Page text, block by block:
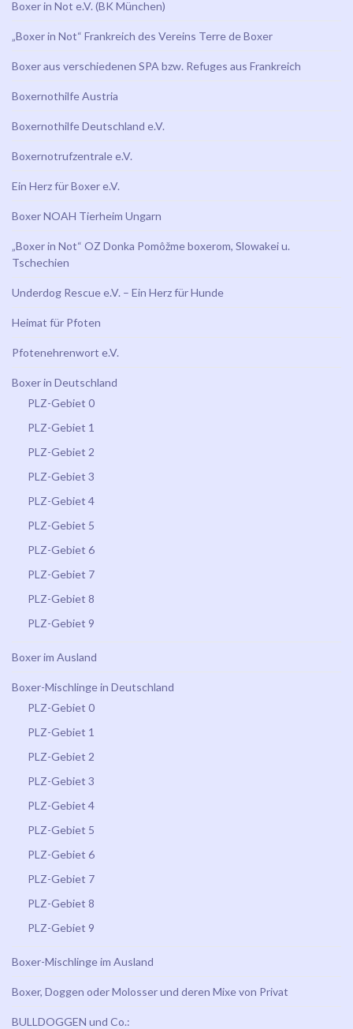
Boxer in Not e.V. (BK München)
„Boxer in Not“ Frankreich des Vereins Terre de Boxer
Boxer aus verschiedenen SPA bzw. Refuges aus Frankreich
Boxernothilfe Austria
Boxernothilfe Deutschland e.V.
Boxernotrufzentrale e.V.
Ein Herz für Boxer e.V.
Boxer NOAH Tierheim Ungarn
„Boxer in Not“ OZ Donka Pomôžme boxerom, Slowakei u.
Tschechien
Underdog Rescue e.V. – Ein Herz für Hunde
Heimat für Pfoten
Pfotenehrenwort e.V.
Boxer in Deutschland
PLZ-Gebiet 0
PLZ-Gebiet 1
PLZ-Gebiet 2
PLZ-Gebiet 3
PLZ-Gebiet 4
PLZ-Gebiet 5
PLZ-Gebiet 6
PLZ-Gebiet 7
PLZ-Gebiet 8
PLZ-Gebiet 9
Boxer im Ausland
Boxer-Mischlinge in Deutschland
PLZ-Gebiet 0
PLZ-Gebiet 1
PLZ-Gebiet 2
PLZ-Gebiet 3
PLZ-Gebiet 4
PLZ-Gebiet 5
PLZ-Gebiet 6
PLZ-Gebiet 7
PLZ-Gebiet 8
PLZ-Gebiet 9
Boxer-Mischlinge im Ausland
Boxer, Doggen oder Molosser und deren Mixe von Privat
BULLDOGGEN und Co.: